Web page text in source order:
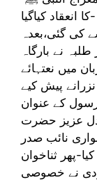
کا انعقاد کیاگیا-
کی گئی،بعدہ
نے بارگاہ
میں نعتہائے
کے عنوان
عزیز حضرت
نائب صدر
پھر ثناخوان
نے خصوصی